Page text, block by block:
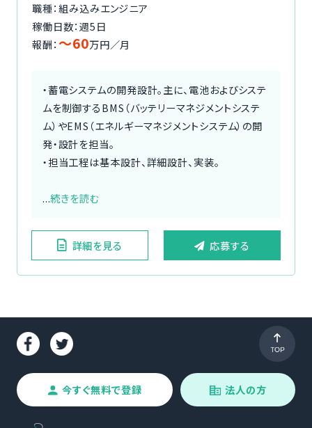
職種：組み込みエンジニア
稼働日数：週5日
報酬： 〜60万円／月
・蓄電システムの開発設計。主に、電池およびシステ
ムを制御するBMS（バッテリーマネジメントシステ
ム）やEMS（エネルギーマネジメントシステム）の開
発・設計を担当。
・担当工程は基本設計、詳細設計、実装。
...続きを読む
詳細を見る 応募する
今すぐ無料で登録 法人の方